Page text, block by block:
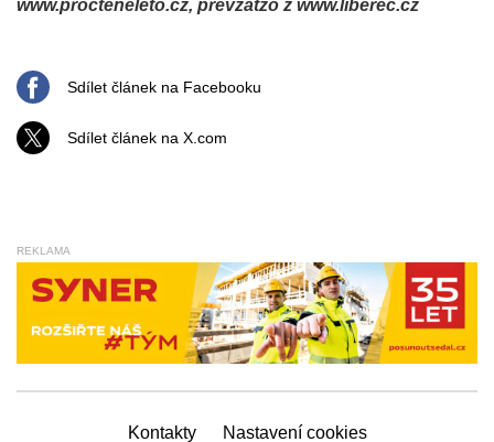
www.procteneleto.cz, převzatzo z www.liberec.cz
Sdílet článek na Facebooku
Sdílet článek na X.com
REKLAMA
Kontakty Nastavení cookies